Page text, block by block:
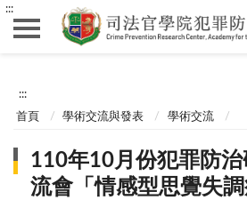
:::
:::
首頁 學術交流與發表 學術交流
110年10月份犯罪防
流會「情感型思覺失